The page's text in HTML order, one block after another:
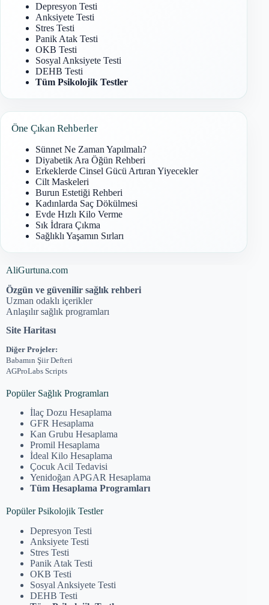
Depresyon Testi
Anksiyete Testi
Stres Testi
Panik Atak Testi
OKB Testi
Sosyal Anksiyete Testi
DEHB Testi
Tüm Psikolojik Testler
Öne Çıkan Rehberler
Sünnet Ne Zaman Yapılmalı?
Diyabetik Ara Öğün Rehberi
Erkeklerde Cinsel Gücü Artıran Yiyecekler
Cilt Maskeleri
Burun Estetiği Rehberi
Kadınlarda Saç Dökülmesi
Evde Hızlı Kilo Verme
Sık İdrara Çıkma
Sağlıklı Yaşamın Sırları
AliGurtuna.com
Özgün ve güvenilir sağlık rehberi
Uzman odaklı içerikler
Anlaşılır sağlık programları
Site Haritası
Diğer Projeler:
Babamın Şiir Defteri
AGProLabs Scripts
Popüler Sağlık Programları
İlaç Dozu Hesaplama
GFR Hesaplama
Kan Grubu Hesaplama
Promil Hesaplama
İdeal Kilo Hesaplama
Çocuk Acil Tedavisi
Yenidoğan APGAR Hesaplama
Tüm Hesaplama Programları
Popüler Psikolojik Testler
Depresyon Testi
Anksiyete Testi
Stres Testi
Panik Atak Testi
OKB Testi
Sosyal Anksiyete Testi
DEHB Testi